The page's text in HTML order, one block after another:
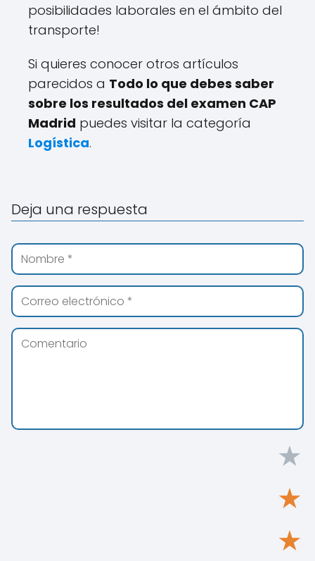
posibilidades laborales en el ámbito del
transporte!
Si quieres conocer otros artículos
parecidos a Todo lo que debes saber
sobre los resultados del examen CAP
Madrid puedes visitar la categoría
Logística.
Deja una respuesta
★
★
★